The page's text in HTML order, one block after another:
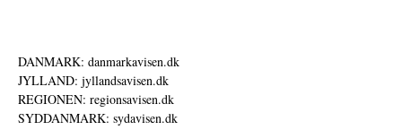
DANMARK: danmarkavisen.dk
JYLLAND: jyllandsavisen.dk
REGIONEN: regionsavisen.dk
SYDDANMARK: sydavisen.dk